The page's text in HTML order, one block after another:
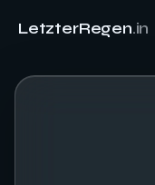
LetzterRegen.in